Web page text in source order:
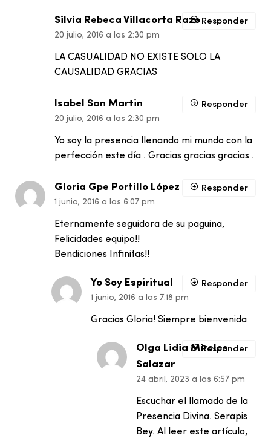
Silvia Rebeca Villacorta Razo
20 julio, 2016 a las 2:30 pm
LA CASUALIDAD NO EXISTE SOLO LA
CAUSALIDAD GRACIAS
Responder
Isabel San Martin
20 julio, 2016 a las 2:30 pm
Yo soy la presencia llenando mi mundo con la
perfección este día . Gracias gracias gracias .
Responder
Gloria Gpe Portillo López
1 junio, 2016 a las 6:07 pm
Eternamente seguidora de su paguina,
Felicidades equipo!!
Bendiciones Infinitas!!
Responder
Yo Soy Espiritual
1 junio, 2016 a las 7:18 pm
Gracias Gloria! Siempre bienvenida
Responder
Olga Lidia Mireles
Salazar
24 abril, 2023 a las 6:57 pm
Escuchar el llamado de la
Presencia Divina. Serapis
Bey. Al leer este artículo,
Responder